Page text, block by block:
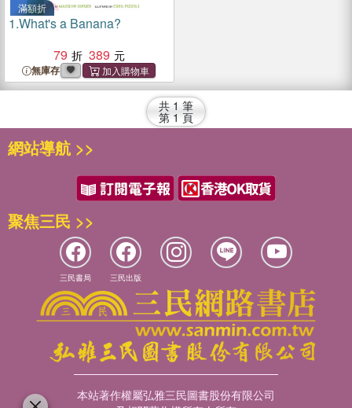
滿額折
1.What's a Banana?
79
389
無庫存
共 1 筆
第 1 頁
網站導航 >>
聚焦三民 >>
三民書局 三民出版
本站著作權屬弘雅三民圖書股份有限公司